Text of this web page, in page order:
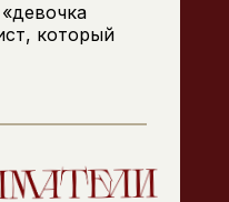
который